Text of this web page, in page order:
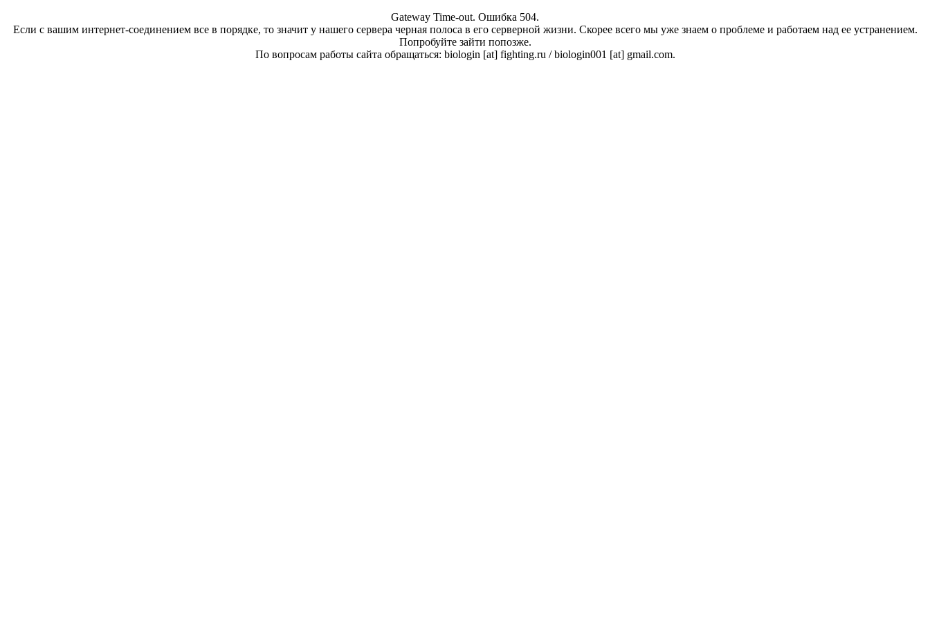
Gateway Time-out. Ошибка 504.
Если с вашим интернет-соединением все в порядке, то значит у нашего сервера черная полоса в его серверной жизни. Скорее всего мы уже знаем о проблеме и работаем над ее устранением.
Попробуйте зайти попозже.
По вопросам работы сайта обращаться: biologin [at] fighting.ru / biologin001 [at] gmail.com.